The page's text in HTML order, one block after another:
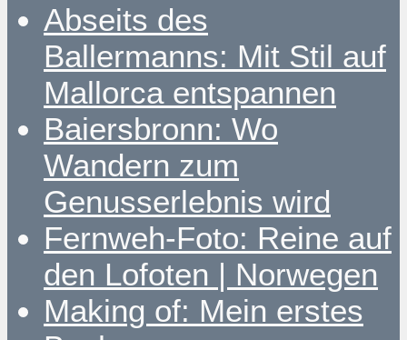
Abseits des
Ballermanns: Mit Stil auf
Mallorca entspannen
Baiersbronn: Wo
Wandern zum
Genusserlebnis wird
Fernweh-Foto: Reine auf
den Lofoten | Norwegen
Making of: Mein erstes